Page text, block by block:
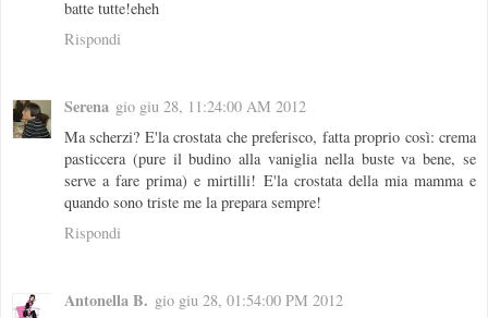
batte tutte!eheh
Rispondi
Serena gio giu 28, 11:24:00 AM 2012
Ma scherzi? E'la crostata che preferisco, fatta proprio così: crema
pasticcera (pure il budino alla vaniglia nella buste va bene, se
serve a fare prima) e mirtilli! E'la crostata della mia mamma e
quando sono triste me la prepara sempre!
Rispondi
Antonella B. gio giu 28, 01:54:00 PM 2012